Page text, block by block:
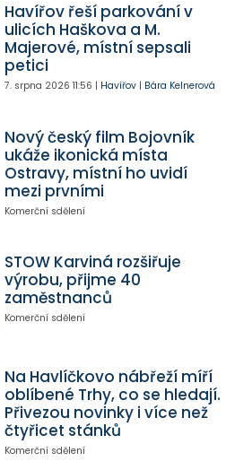
Havířov řeší parkování v
ulicích Haškova a M.
Majerové, místní sepsali
petici
7. srpna 2026 11:56 | Havířov| Bára Kelnerová
Nový český film Bojovník
ukáže ikonická místa
Ostravy, místní ho uvidí
mezi prvními
Komerční sdělení
STOW Karviná rozšiřuje
výrobu, přijme 40
zaměstnanců
Komerční sdělení
Na Havlíčkovo nábřeží míří
oblíbené Trhy, co se hledají.
Přivezou novinky i více než
čtyřicet stánků
Komerční sdělení